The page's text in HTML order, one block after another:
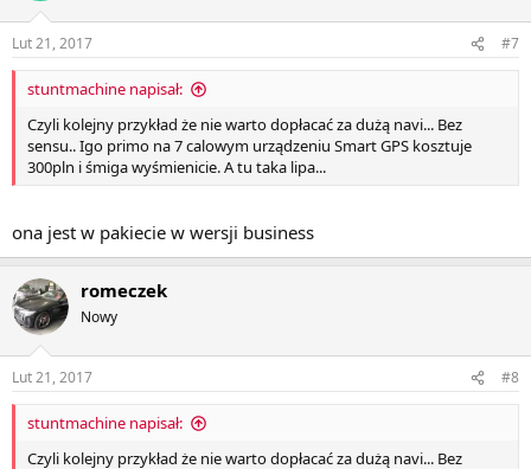
Lut 21, 2017 #7
stuntmachine napisał:
Czyli kolejny przykład że nie warto dopłacać za dużą navi... Bez
sensu.. Igo primo na 7 calowym urządzeniu Smart GPS kosztuje
300pln i śmiga wyśmienicie. A tu taka lipa...
ona jest w pakiecie w wersji business
romeczek
Nowy
Lut 21, 2017 #8
stuntmachine napisał:
Czyli kolejny przykład że nie warto dopłacać za dużą navi... Bez